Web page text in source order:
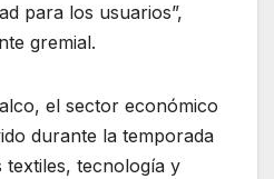
para los usuarios”,
gremial.
el sector económico
durante la temporada
tecnología y